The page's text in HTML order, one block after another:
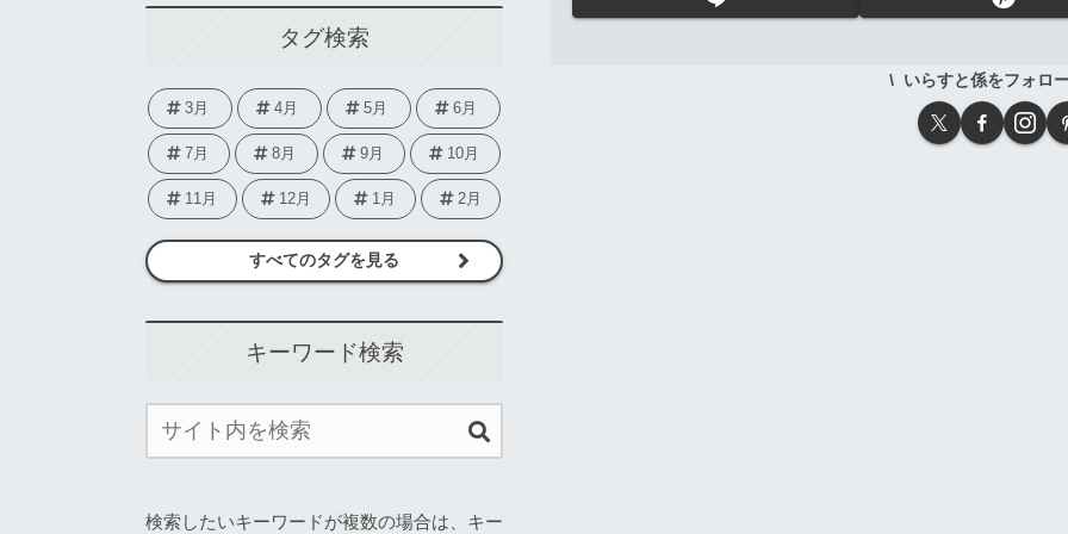
いらすと係をフォロ
タグ検索
3月 4月 5月 6月
7月 8月 9月 10月
11月 12月 1月 2月
すべてのタグを見る
キーワード検索
検索したいキーワードが複数の場合は、キー